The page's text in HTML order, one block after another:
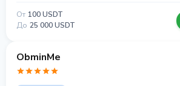
От 100 USDT
До 25 000 USDT
ObminMe